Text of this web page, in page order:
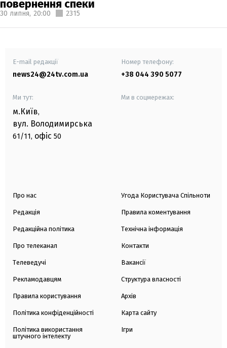
повернення спеки
30 липня, 20:00 2315
E-mail редакції
news24@24tv.com.ua
Номер телефону:
+38 044 390 5077
Ми тут:
м.Київ,
вул. Володимирська
61/11, офіс 50
Ми в соцмережах:
Про нас
Редакція
Редакційна політика
Про телеканал
Телеведучі
Рекламодавцям
Правила користування
Політика конфіденційності
Політика використання
штучного інтелекту
Угода Користувача Спільноти
Правила коментування
Технічна інформація
Контакти
Вакансії
Структура власності
Архів
Карта сайту
Ігри